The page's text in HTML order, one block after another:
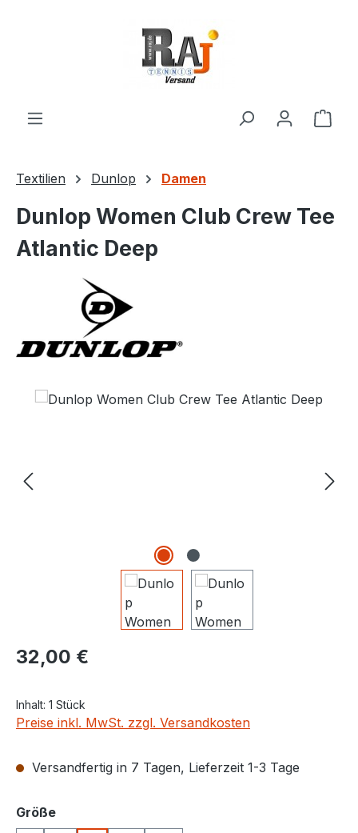
Textilien Dunlop Damen
Dunlop Women Club Crew Tee
Atlantic Deep
Regulärer Preis:
32,00 €
Inhalt: 1 Stück
Preise inkl. MwSt. zzgl. Versandkosten
Versandfertig in 7 Tagen, Lieferzeit 1-3 Tage
Größeauswählen